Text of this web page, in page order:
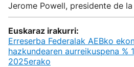
Jerome Powell, presidente de la
Euskaraz irakurri:
Erreserba Federalak AEBko
hazkundearen aurreikuspena %
2025erako